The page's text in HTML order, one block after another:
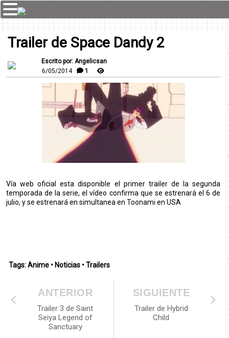
Trailer de Space Dandy 2
Escrito por: Angelicsan
6/05/2014
1
Vía web oficial esta disponible el primer trailer de la segunda
temporada de la serie, el vídeo confirma que se estrenará el 6 de
julio, y se estrenará en simultanea en Toonami en USA
Tags:Anime • Noticias •Trailers
SIGUIENTE
Trailer de Hybrid
Child
ANTERIOR
Trailer 3 de Saint
Seiya Legend of
Sanctuary